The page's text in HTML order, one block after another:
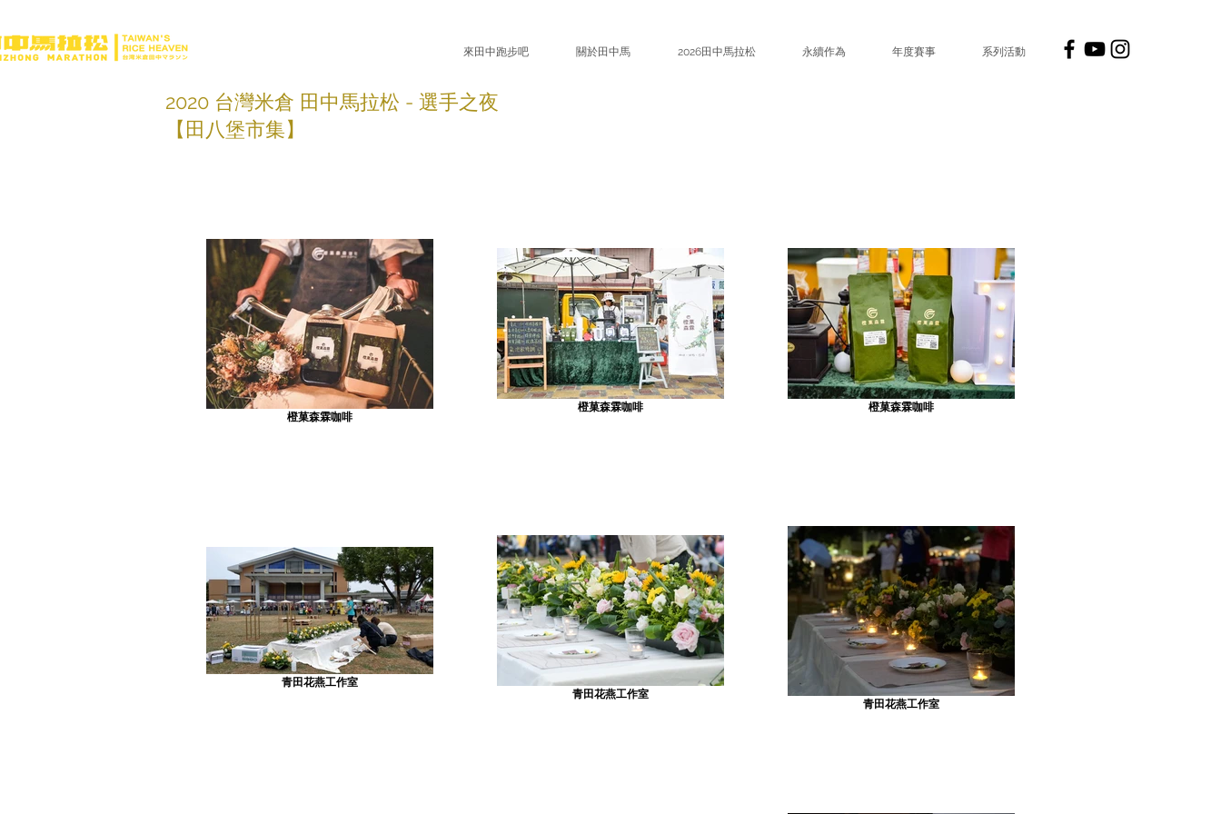
來田中跑步吧 關於田中馬 2026田中馬拉松 永續作為 年度賽事 系列活動
2020 台灣米倉 田中馬拉松 - 選手之夜
【田八堡市集】
橙菓森霖咖啡
橙菓森霖咖啡 橙菓森霖咖啡
青田花燕工作室
青田花燕工作室
青田花燕工作室